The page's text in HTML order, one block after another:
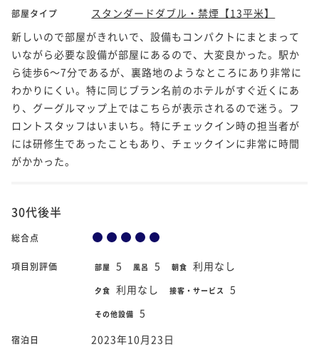
部屋タイプ
スタンダードダブル・禁煙【13平米】
新しいので部屋がきれいで、設備もコンパクトにまとまって
いながら必要な設備が部屋にあるので、大変良かった。駅か
ら徒歩6～7分であるが、裏路地のようなところにあり非常に
わかりにくい。特に同じブラン名前のホテルがすぐ近くにあ
り、グーグルマップ上ではこちらが表示されるので迷う。フ
ロントスタッフはいまいち。特にチェックイン時の担当者が
には研修生であったこともあり、チェックインに非常に時間
がかかった。
30代後半
総合点
項目別評価 部屋 5 風呂 5 朝食 利用なし
夕食 利用なし 接客・サービス 5
その他設備 5
宿泊日 2023年10月23日